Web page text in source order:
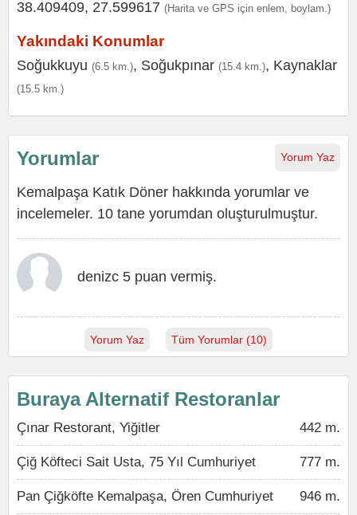
38.409409, 27.599617 (Harita ve GPS için enlem, boylam.)
Yakındaki Konumlar
Soğukkuyu (6.5 km.), Soğukpınar (15.4 km.), Kaynaklar
(15.5 km.)
Yorum Yaz
Yorumlar
Kemalpaşa Katık Döner hakkında yorumlar ve
incelemeler. 10 tane yorumdan oluşturulmuştur.
denizc 5 puan vermiş.
Yorum Yaz Tüm Yorumlar (10)
Buraya Alternatif Restoranlar
Çınar Restorant, Yiğitler 442 m.
Çiğ Köfteci Sait Usta, 75 Yıl Cumhuriyet 777 m.
Pan Çiğköfte Kemalpaşa, Ören Cumhuriyet 946 m.